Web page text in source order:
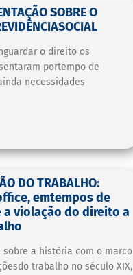
SOBRE O
o direito os
portempo de
necessidades
DO TRABALHO:
emtempos de
a violação do direito a
a história com o marco
trabalho no século XIX,